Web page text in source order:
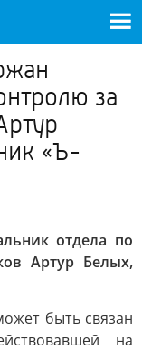
за
«Ъ-
отдела по
Артур Белых,
быть связан
на